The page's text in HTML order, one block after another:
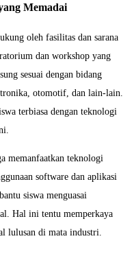
Memadai
oleh fasilitas dan sarana
dan workshop yang
sesuai dengan bidang
otomotif, dan lain-lain.
terbiasa dengan teknologi
memanfaatkan teknologi
software dan aplikasi
siswa menguasai
Hal ini tentu memperkaya
lulusan di mata industri.